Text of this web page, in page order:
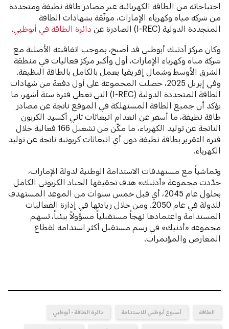
احتياجاته من الطاقة الكهربائية عبر مصادر طاقة نظيفة ومتجددة
من شركة مياه وكهرباء الإمارات، موثّقة بشهادات الطاقة
المتجددة الدولية (I-REC) الصادرة عن
دائرة الطاقة في أبوظبي .
وكان مركز أدنيك أبوظبي قد أصبح، بموجب اتفاقيته الأصلية مع
شركة مياه وكهرباء الإمارات، أول وأكبر مركز فعاليات في منطقة
الشرق الأوسط وشمال إفريقيا يعمل بالكامل بالطاقة النظيفة.
وفي إبريل 2025، حصلت المجموعة على أول دفعة من شهادات
الطاقة المتجددة الدولية (I-REC) التي تغطي فترة ستة أشهر، ما
يؤكد أن جميع الطاقة المستهلكة في الموقع ناتجة عن مصادر
طاقة نظيفة، ما أسفر عن انعدام انبعاثات ثاني أكسيد الكربون
الناتجة عن توليد الكهرباء، ما مكّن من تشغيل 166 فعالية خلال
فترة التقرير بطاقة نظيفة دون أي انبعاثات كربونية ناتجة عن توليد
الكهرباء.
وتماشياً مع مستهدفات الاستدامة الوطنية لدولة الإمارات،
حدّدت مجموعة «أدنيك» هدف تحقيقها الحياد الكربوني الكامل
بحلول عام 2045، أي قبل خمس سنوات من الموعد المستهدف
للدولة في عام 2050. ومن خلال ريادتها في إدارة الفعاليات
المستدامة واعتمادها نهجاً مستقبلياً مسؤولاً بيئياً، تسهم
مجموعة «أدنيك» في رسم مستقبل أكثر استدامة لقطاع
المعارض والمؤتمرات.
الطاقة أسبوع أبوظبي للاستدامة دائرة الطاقة - أبوظبي